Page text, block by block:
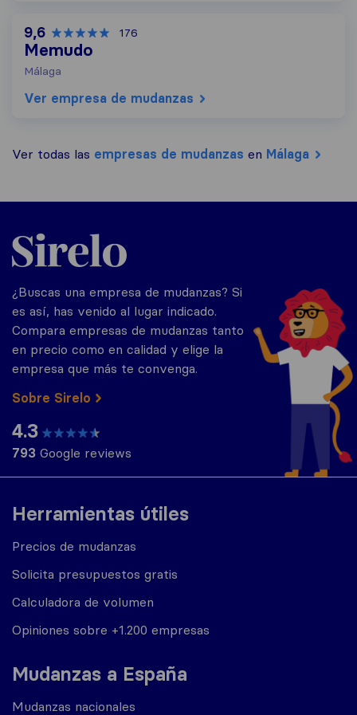
9,6 176
Memudo
Málaga
Ver empresa de mudanzas
Ver todas las empresas de mudanzas en Málaga
Herramientas útiles
Precios de mudanzas
Solicita presupuestos gratis
Calculadora de volumen
Opiniones sobre +1.200 empresas
Mudanzas a España
Mudanzas nacionales
Sirelo.es
¿Buscas una empresa de mudanzas? Si
es así, has venido al lugar indicado.
Compara empresas de mudanzas tanto
en precio como en calidad y elige la
empresa que más te convenga.
Sobre Sirelo
4.3
793 Google reviews